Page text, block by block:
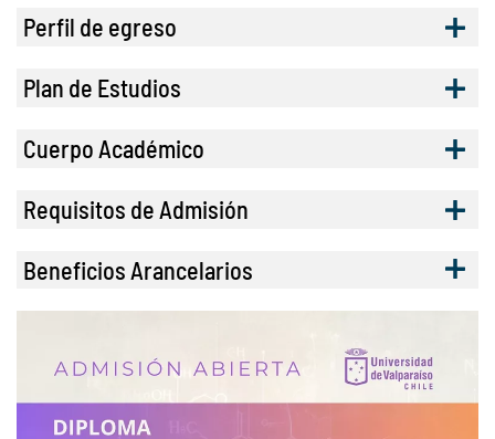
Perfil de egreso
Plan de Estudios
Cuerpo Académico
Requisitos de Admisión
Beneficios Arancelarios